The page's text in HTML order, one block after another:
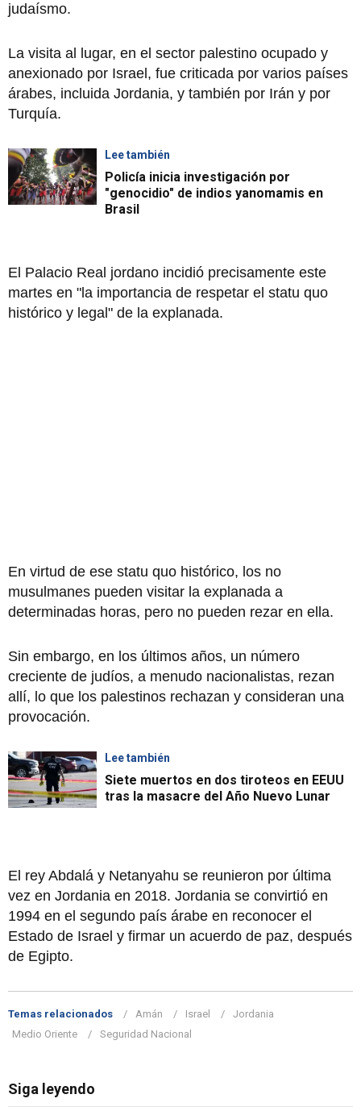
judaísmo.
La visita al lugar, en el sector palestino ocupado y
anexionado por Israel, fue criticada por varios países
árabes, incluida Jordania, y también por Irán y por
Turquía.
Lee también
Policía inicia investigación por
"genocidio" de indios yanomamis en
Brasil
El Palacio Real jordano incidió precisamente este
martes en "la importancia de respetar el statu quo
histórico y legal" de la explanada.
En virtud de ese statu quo histórico, los no
musulmanes pueden visitar la explanada a
determinadas horas, pero no pueden rezar en ella.
Sin embargo, en los últimos años, un número
creciente de judíos, a menudo nacionalistas, rezan
allí, lo que los palestinos rechazan y consideran una
provocación.
Lee también
Siete muertos en dos tiroteos en EEUU
tras la masacre del Año Nuevo Lunar
El rey Abdalá y Netanyahu se reunieron por última
vez en Jordania en 2018. Jordania se convirtió en
1994 en el segundo país árabe en reconocer el
Estado de Israel y firmar un acuerdo de paz, después
de Egipto.
Temas relacionados Amán Israel
Jordania
Medio Oriente
Seguridad Nacional
Siga leyendo